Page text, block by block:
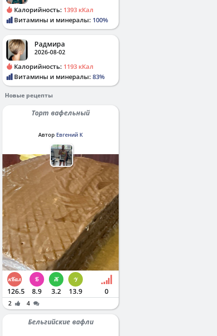
Калорийность: 1393 кКал
Витамины и минералы: 100%
Радмира
2026-08-02
Калорийность: 1193 кКал
Витамины и минералы: 83%
Новые рецепты
Торт вафельный
Автор Евгений К
126.5 8.9 3.2 13.9 0
2 4
Бельгийские вафли